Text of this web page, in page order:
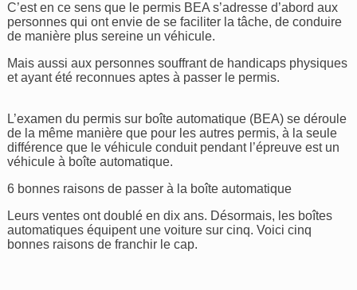
C’est en ce sens que le permis BEA s’adresse d’abord aux
personnes qui ont envie de se faciliter la tâche, de conduire
de manière plus sereine un véhicule.
Mais aussi aux personnes souffrant de handicaps physiques
et ayant été reconnues aptes à passer le permis.
L’examen du permis sur boîte automatique (BEA) se déroule
de la même manière que pour les autres permis, à la seule
différence que le véhicule conduit pendant l’épreuve est un
véhicule à boîte automatique.
6 bonnes raisons de passer à la boîte automatique
Leurs ventes ont doublé en dix ans. Désormais, les boîtes
automatiques équipent une voiture sur cinq. Voici cinq
bonnes raisons de franchir le cap.